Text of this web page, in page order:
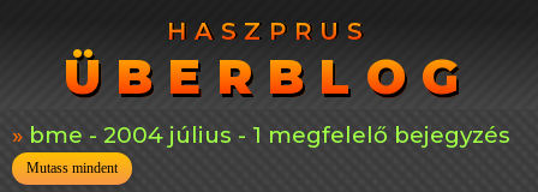
HASZPRUS
ÜBERBLOG
HASZPRUS
ÜBERBLOG
bme - 2004 július - 1 megfelelő bejegyzés
Mutass mindent